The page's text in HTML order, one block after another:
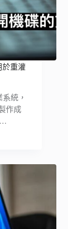
於重灌
統，
作成
…